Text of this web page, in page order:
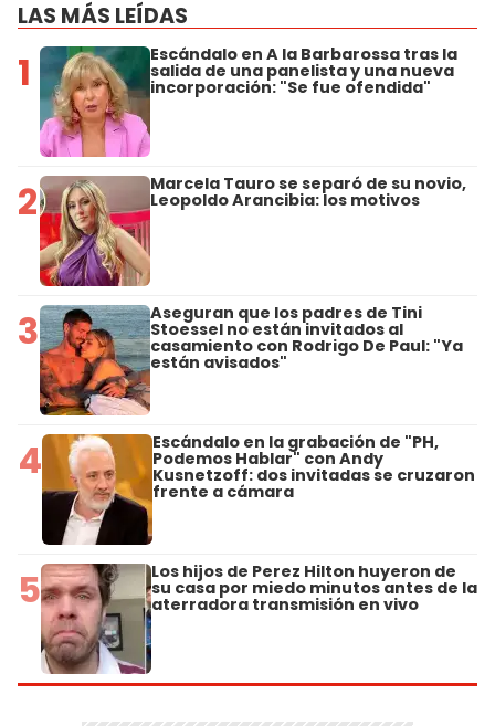
LAS MÁS LEÍDAS
1 Escándalo en A la Barbarossa tras la
salida de una panelista y una nueva
incorporación: "Se fue ofendida"
2 Marcela Tauro se separó de su novio,
Leopoldo Arancibia: los motivos
3 Aseguran que los padres de Tini
Stoessel no están invitados al
casamiento con Rodrigo De Paul: "Ya
están avisados"
4 Escándalo en la grabación de "PH,
Podemos Hablar" con Andy
Kusnetzoff: dos invitadas se cruzaron
frente a cámara
5 Los hijos de Perez Hilton huyeron de
su casa por miedo minutos antes de la
aterradora transmisión en vivo